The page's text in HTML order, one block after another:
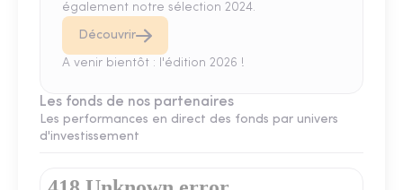
également notre sélection 2024.
Découvrir
A venir bientôt : l'édition 2026 !
Les fonds de nos partenaires
Les performances en direct des fonds par univers
d'investissement